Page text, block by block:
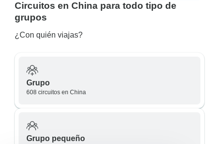
Circuitos en China para todo tipo de
grupos
¿Con quién viajas?
Grupo
608 circuitos en China
Grupo pequeño